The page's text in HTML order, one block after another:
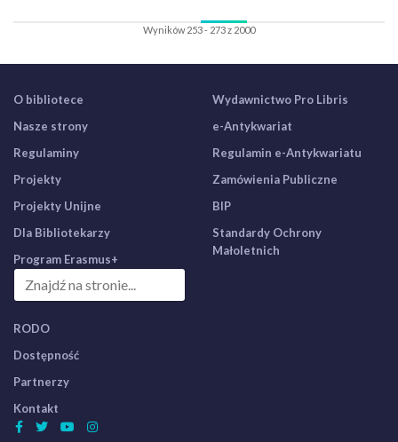
Wyników 253 - 273 z 2000
O bibliotece
Nasze strony
Regulaminy
Projekty
Projekty Unijne
Dla Bibliotekarzy
Program Erasmus+
Wydawnictwo Pro Libris
e-Antykwariat
Regulamin e-Antykwariatu
Zamówienia Publiczne
BIP
Standardy Ochrony
Małoletnich
RODO
Dostępność
Partnerzy
Kontakt